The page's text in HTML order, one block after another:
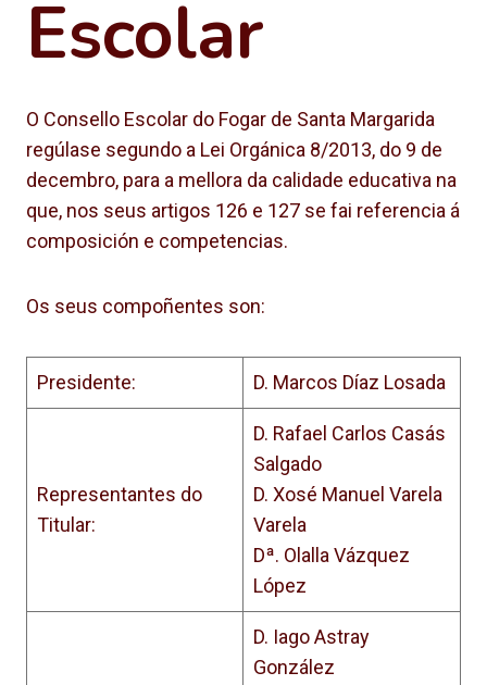
Escolar
O Consello Escolar do Fogar de Santa Margarida
regúlase segundo a Lei Orgánica 8/2013, do 9 de
decembro, para a mellora da calidade educativa na
que, nos seus artigos 126 e 127 se fai referencia á
composición e competencias.
Os seus compoñentes son:
Presidente: D. Marcos Díaz Losada
Representantes do
Titular:
D. Rafael Carlos Casás
Salgado
D. Xosé Manuel Varela
Varela
Dª. Olalla Vázquez
López
D. Iago Astray
González